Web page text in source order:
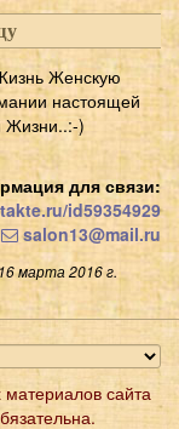
Женскую
настоящей
Жизни..:-)
для связи:
id59354929
salon13@mail.ru
марта 2016 г.
сайта